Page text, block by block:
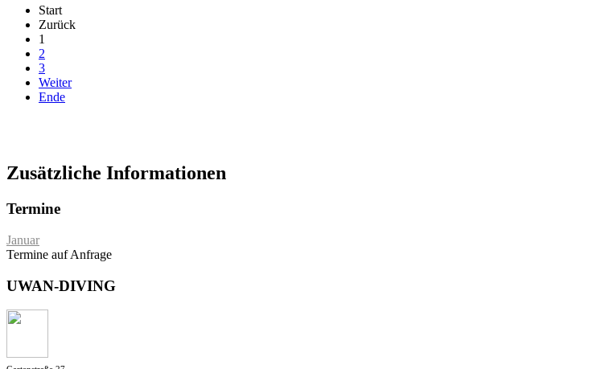
Start
Zurück
1
2
3
Weiter
Ende
Zusätzliche Informationen
Termine
Januar
Termine auf Anfrage
UWAN-DIVING